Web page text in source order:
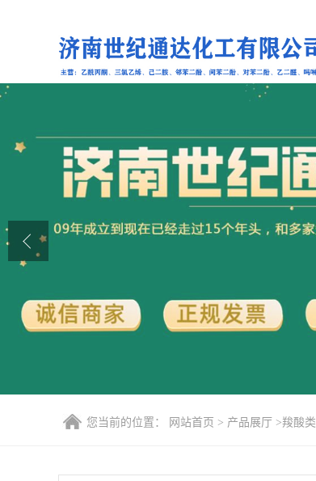
公司首页
产品展厅
联系方式
您当前的位置： 网站首页 > 产品展厅 >羧酸类